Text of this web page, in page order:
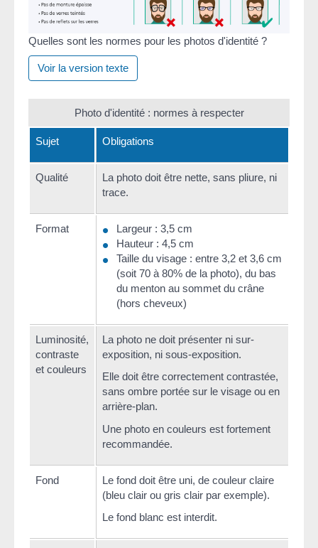
Quelles sont les normes pour les photos d'identité ?
Voir la version texte
Photo d'identité : normes à respecter
Sujet Obligations
Qualité
La photo doit être nette, sans pliure, ni
trace.
Format
Largeur : 3,5 cm
Hauteur : 4,5 cm
Taille du visage : entre 3,2 et 3,6 cm
(soit 70 à 80% de la photo), du bas
du menton au sommet du crâne
(hors cheveux)
Luminosité,
contraste
et couleurs
La photo ne doit présenter ni sur-
exposition, ni sous-exposition.
Elle doit être correctement contrastée,
sans ombre portée sur le visage ou en
arrière-plan.
Une photo en couleurs est fortement
recommandée.
Fond
Le fond doit être uni, de couleur claire
(bleu clair ou gris clair par exemple).
Le fond blanc est interdit.